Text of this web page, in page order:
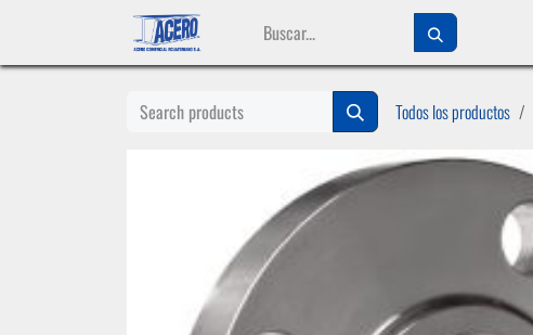
Todos los productos